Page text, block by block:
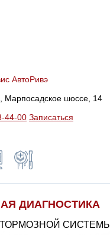
АвтоРивэ
Марпосадское шоссе, 14
44-00 Записаться
ДИАГНОСТИКА
СИСТЕМЫ